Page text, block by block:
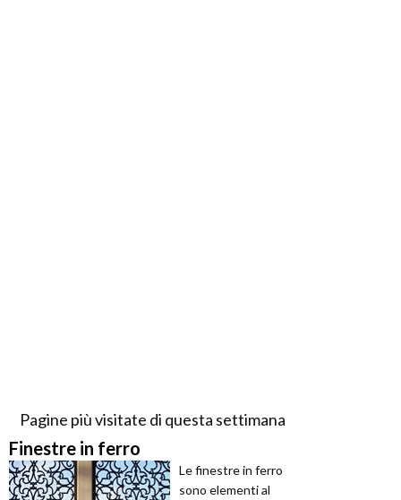
Pagine più visitate di questa settimana
Finestre in ferro
Le finestre in ferro
sono elementi al